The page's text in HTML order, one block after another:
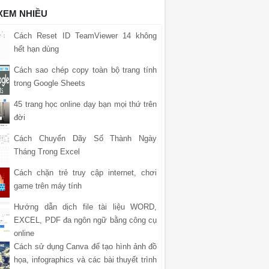
NHIỀU
Cách Reset ID TeamViewer 14 không
hết hạn dùng
Cách sao chép copy toàn bộ trang tính
trong Google Sheets
45 trang học online dạy bạn mọi thứ trên
đời
Cách Chuyển Dãy Số Thành Ngày
Tháng Trong Excel
Cách chặn trẻ truy cập internet, chơi
game trên máy tính
Hướng dẫn dịch file tài liệu WORD,
EXCEL, PDF đa ngôn ngữ bằng công cụ
online
Cách sử dụng Canva để tạo hình ảnh đồ
họa, infographics và các bài thuyết trình